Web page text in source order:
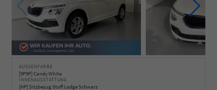
AUSSENFARBE
[9P9P] Candy White
INNENAUSSTATTUNG
[HP] Sitzbezug Stoff Lodge Schwarz